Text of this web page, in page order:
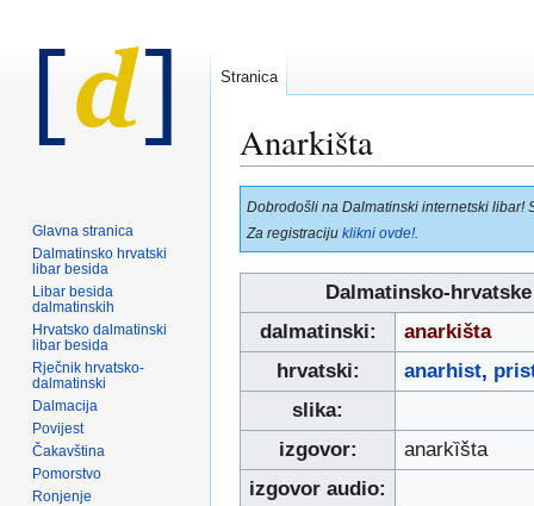
Anarkišta
Prijeđi
na
navigaciju
Prijeđi
na
pretraživanje
Dobrodošli na Dalmatinski internetski libar!
Za registraciju klikni ovde!
Dalmatinsko-
dalmatinski:
anarkišta
hrvatski:
anarhist,
slika:
izgovor:
anarkȉšta
izgovor audio:
Stranica
Glavna stranica
Dalmatinsko hrvatski
libar besida
Libar besida
dalmatinskih
Hrvatsko dalmatinski
libar besida
Rječnik hrvatsko-
dalmatinski
Dalmacija
Povijest
Čakavština
Pomorstvo
Ronjenje